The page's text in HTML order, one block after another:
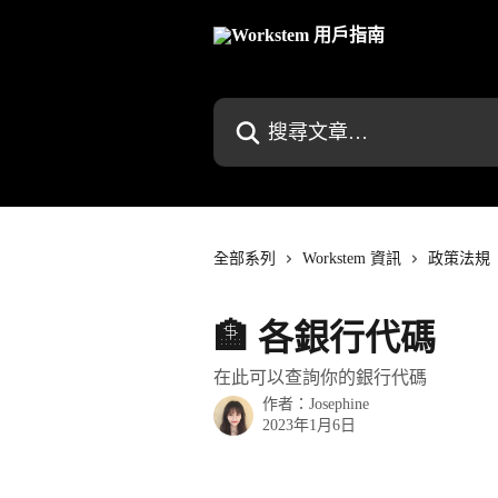
搜尋文章…
全部系列 Workstem 資訊 政策法規
🏦 各銀行代碼
在此可以查詢你的銀行代碼
作者： Josephine
2023年1月6日